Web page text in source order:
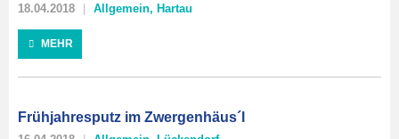
18.04.2018 Allgemein, Hartau
MEHR
Frühjahresputz im Zwergenhäus´l